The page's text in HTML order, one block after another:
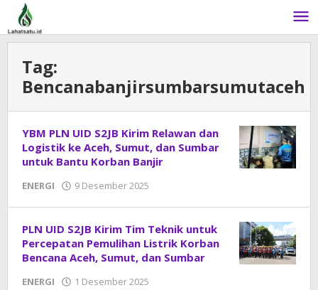
Lewati
konten
Tag:
Bencanabanjirsumbarsumutaceh
YBM PLN UID S2JB Kirim Relawan dan
Logistik ke Aceh, Sumut, dan Sumbar
untuk Bantu Korban Banjir
ENERGI 9 Desember 2025
PLN UID S2JB Kirim Tim Teknik untuk
Percepatan Pemulihan Listrik Korban
Bencana Aceh, Sumut, dan Sumbar
ENERGI 1 Desember 2025